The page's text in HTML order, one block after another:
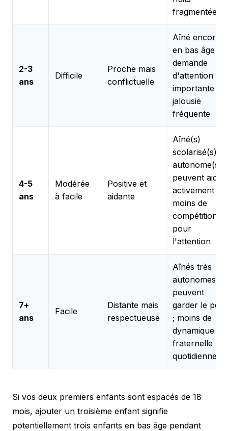
fragmentées
2-3
ans
Difficile
Proche mais
conflictuelle
Aîné encore
en bas âge ;
demande
d'attention
importante ;
jalousie
fréquente
4-5
ans
Modérée
à facile
Positive et
aidante
Aîné(s)
scolarisé(s) et
autonome(s) ;
peuvent aider
activement ;
moins de
compétition
pour
l'attention
7+
ans
Facile
Distante mais
respectueuse
Aînés très
autonomes ;
peuvent
garder le petit
; moins de
dynamique
fraternelle
quotidienne
Si vos deux premiers enfants sont espacés de 18
mois, ajouter un troisième enfant signifie
potentiellement trois enfants en bas âge pendant